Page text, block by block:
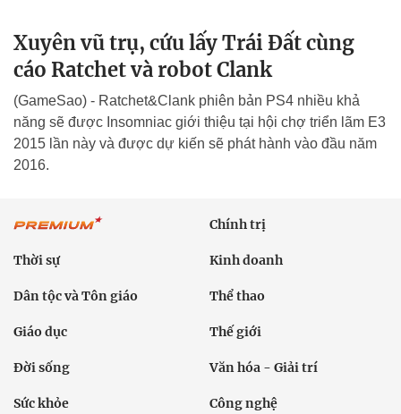
Xuyên vũ trụ, cứu lấy Trái Đất cùng
cáo Ratchet và robot Clank
(GameSao) - Ratchet&Clank phiên bản PS4 nhiều khả
năng sẽ được Insomniac giới thiệu tại hội chợ triển lãm E3
2015 lần này và được dự kiến sẽ phát hành vào đầu năm
2016.
Chính trị
Thời sự Kinh doanh
Dân tộc và Tôn giáo Thể thao
Giáo dục Thế giới
Đời sống Văn hóa - Giải trí
Sức khỏe Công nghệ